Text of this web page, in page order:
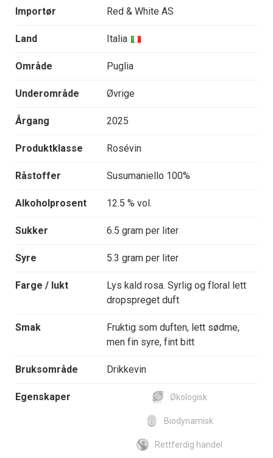
Importør Red & White AS
Land Italia
Område Puglia
Underområde Øvrige
Årgang 2025
Produktklasse Rosévin
Råstoffer Susumaniello 100%
Alkoholprosent 12.5 % vol.
Sukker 6.5 gram per liter
Syre 5.3 gram per liter
Farge / lukt
Lys kald rosa. Syrlig og floral lett
dropspreget duft
Smak
Fruktig som duften, lett sødme,
men fin syre, fint bitt
Bruksområde Drikkevin
Egenskaper Økologisk
Biodynamisk
Rettferdig handel